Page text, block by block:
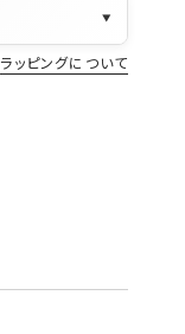
▼
ラッピングについて